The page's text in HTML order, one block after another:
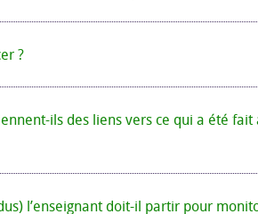
?
ils des liens vers ce qui a été fait
l’enseignant doit-il partir pour